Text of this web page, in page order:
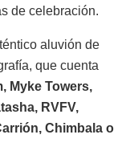
de celebración.
aluvión de
que cuenta
Myke Towers,
RVFV,
Chimbala o